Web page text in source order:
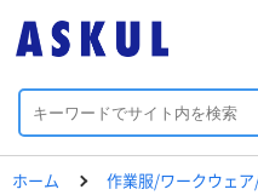
ホーム 作業服/ワークウェ